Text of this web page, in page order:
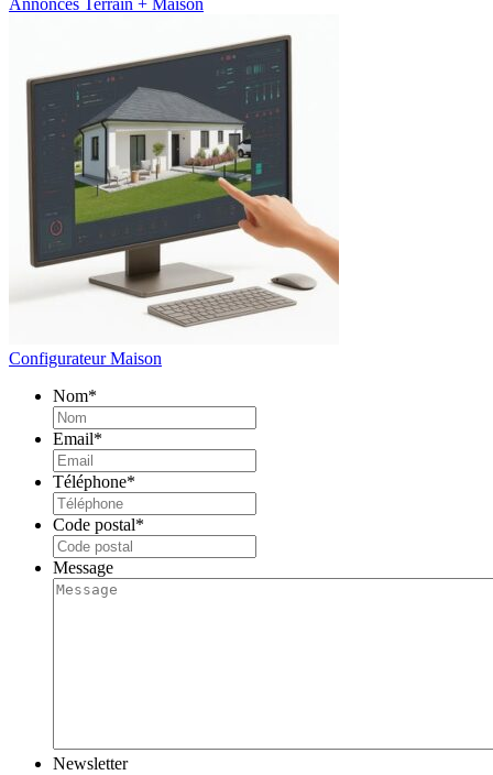
Annonces Terrain + Maison
Configurateur Maison
Nom*
Email*
Téléphone*
Code postal*
Message
Newsletter